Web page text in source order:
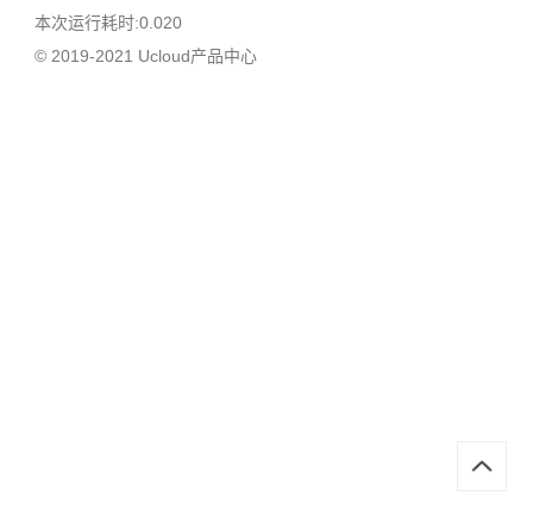
本次运行耗时:0.020
© 2019-2021 Ucloud产品中心